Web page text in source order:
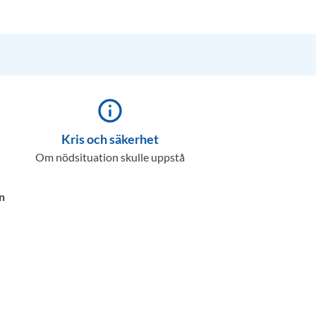
info_outline
Kris och säkerhet
Om nödsituation skulle uppstå